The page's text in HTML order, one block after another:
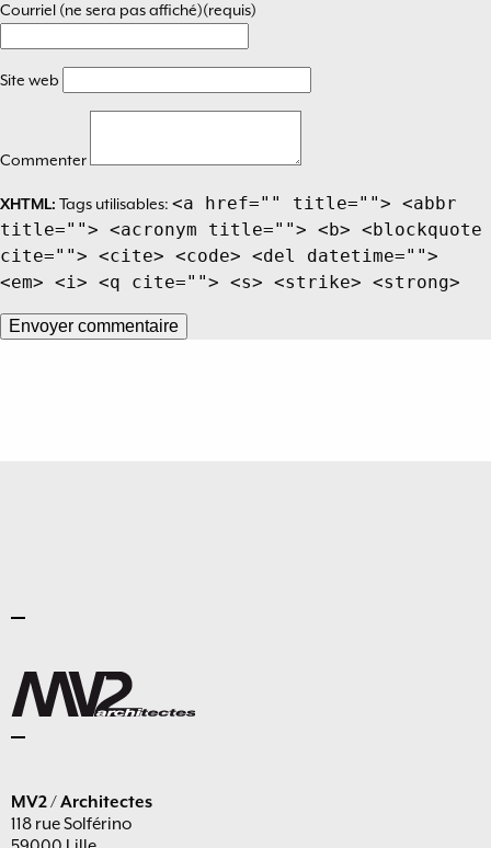
Courriel (ne sera pas affiché)(requis)
Site web
Commenter
XHTML: Tags utilisables: <a href="" title=""> <abbr
title=""> <acronym title=""> <b> <blockquote
cite=""> <cite> <code> <del datetime="">
<em> <i> <q cite=""> <s> <strike> <strong>
MV2 / Architectes
118 rue Solférino